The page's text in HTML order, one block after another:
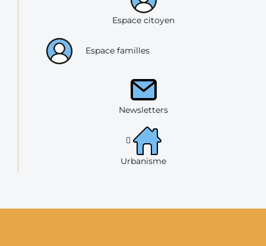
Espace citoyen
Espace familles
Newsletters
Urbanisme